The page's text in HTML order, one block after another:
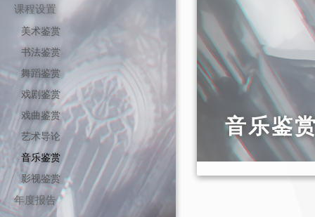
课程设置
美术鉴赏
书法鉴赏
舞蹈鉴赏
戏剧鉴赏
戏曲鉴赏
艺术导论
音乐鉴赏
影视鉴赏
年度报告
音乐鉴